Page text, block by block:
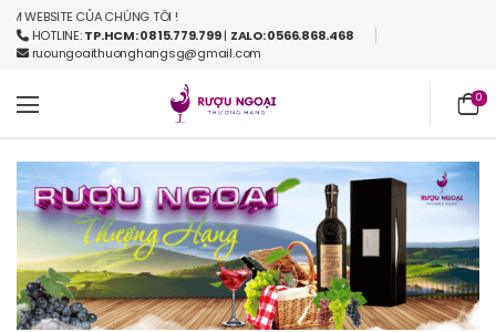
WEBSITE CỦA CHÚNG TÔI !
HOTLINE:TP.HCM: 0815.779.799| ZALO: 0566.868.468
ruoungoaithuonghangsg@gmail.com
0